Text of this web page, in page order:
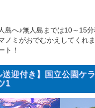
島へ♪無人島までは10～15
ノミがおでむかえしてくれ
ト！
送迎付き】国立公園ケ
1